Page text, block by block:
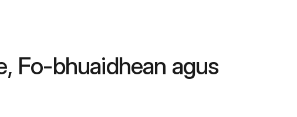
Fo-bhuaidhean agus